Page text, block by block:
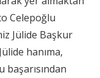
Celepoğlu
Jülide Başkur
hanıma,
başarısından